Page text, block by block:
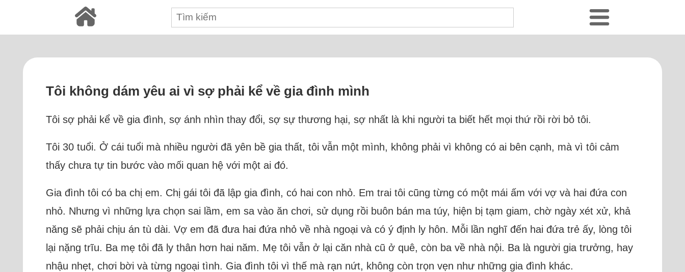
Tôi không dám yêu ai vì sợ phải kể về gia đình mình
Tôi sợ phải kể về gia đình, sợ ánh nhìn thay đổi, sợ sự thương hại, sợ nhất là khi người ta biết hết mọi thứ rồi rời bỏ tôi.
Tôi 30 tuổi. Ở cái tuổi mà nhiều người đã yên bề gia thất, tôi vẫn một mình, không phải vì không có ai bên cạnh, mà vì tôi cảm
thấy chưa tự tin bước vào mối quan hệ với một ai đó.
Gia đình tôi có ba chị em. Chị gái tôi đã lập gia đình, có hai con nhỏ. Em trai tôi cũng từng có một mái ấm với vợ và hai đứa con
nhỏ. Nhưng vì những lựa chọn sai lầm, em sa vào ăn chơi, sử dụng rồi buôn bán ma túy, hiện bị tạm giam, chờ ngày xét xử, khả
năng sẽ phải chịu án tù dài. Vợ em đã đưa hai đứa nhỏ về nhà ngoại và có ý định ly hôn. Mỗi lần nghĩ đến hai đứa trẻ ấy, lòng tôi
lại nặng trĩu. Ba mẹ tôi đã ly thân hơn hai năm. Mẹ tôi vẫn ở lại căn nhà cũ ở quê, còn ba về nhà nội. Ba là người gia trưởng, hay
nhậu nhẹt, chơi bời và từng ngoại tình. Gia đình tôi vì thế mà rạn nứt, không còn trọn vẹn như những gia đình khác.